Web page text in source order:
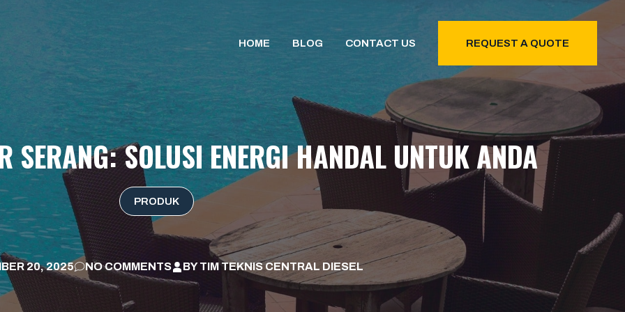
HOME BLOG CONTACT US REQUEST A QUOTE
SERANG: SOLUSI ENERGI HANDAL UNTUK ANDA
PRODUK
20, 2025 NO COMMENTS BYTIM TEKNIS CENTRAL DIESEL